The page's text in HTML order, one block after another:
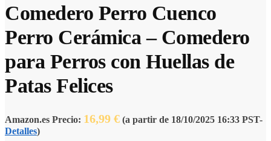
Comedero Perro Cuenco
Perro Cerámica – Comedero
para Perros con Huellas de
Patas Felices
Amazon.es Precio: 16,99 € (a partir de 18/10/2025 16:33 PST-
Detalles)